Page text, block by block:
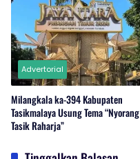
Advertorial
Milangkala ka-394 Kabupaten
Tasikmalaya Usung Tema “Nyorang
Tasik Raharja”